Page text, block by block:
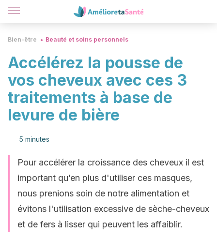
Bien-être Beauté et soins personnels
Accélérez la pousse de
vos cheveux avec ces 3
traitements à base de
levure de bière
5 minutes
Pour accélérer la croissance des cheveux il est
important qu’en plus d'utiliser ces masques,
nous prenions soin de notre alimentation et
évitons l'utilisation excessive de sèche-cheveux
et de fers à lisser qui peuvent les affaiblir.